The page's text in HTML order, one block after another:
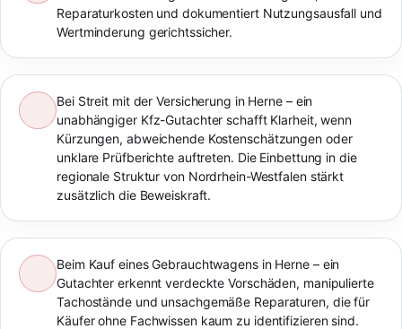
Reparaturkosten und dokumentiert Nutzungsausfall und
Wertminderung gerichtssicher.
Bei Streit mit der Versicherung in Herne – ein
unabhängiger Kfz-Gutachter schafft Klarheit, wenn
Kürzungen, abweichende Kostenschätzungen oder
unklare Prüfberichte auftreten. Die Einbettung in die
regionale Struktur von Nordrhein-Westfalen stärkt
zusätzlich die Beweiskraft.
Beim Kauf eines Gebrauchtwagens in Herne – ein
Gutachter erkennt verdeckte Vorschäden, manipulierte
Tachostände und unsachgemäße Reparaturen, die für
Käufer ohne Fachwissen kaum zu identifizieren sind.